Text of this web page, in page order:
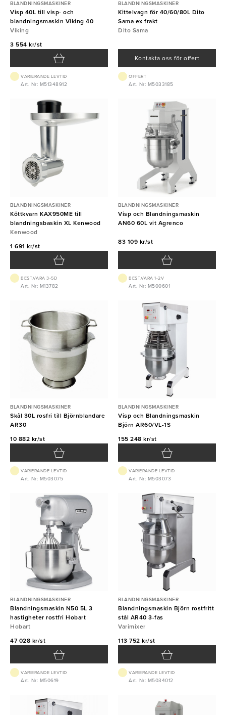
BLANDNINGSMASKINER
Visp 40L till visp- och
blandningsmaskin Viking 40
Viking
3 554 kr/st
VARIERANDE LEVTID
Art. Nr: M51348912
BLANDNINGSMASKINER
Kittelvagn för 40/60/80L Dito
Sama ex frakt
Dito Sama
Kontakta oss för offert
OFFERT
Art. Nr: M5033185
BLANDNINGSMASKINER
Köttkvarn KAX950ME till
blandningsbaskin XL Kenwood
Kenwood
1 691 kr/st
BEST.VARA 3-5D
Art. Nr: M13782
BLANDNINGSMASKINER
Visp och Blandningsmaskin
AN60 60L vit Agrenco
83 109 kr/st
BEST.VARA 1-2V
Art. Nr: M500601
BLANDNINGSMASKINER
Skål 30L rosfri till Björnblandare
AR30
10 882 kr/st
VARIERANDE LEVTID
Art. Nr: M503075
BLANDNINGSMASKINER
Visp och Blandningsmaskin
Björn AR60/VL-1S
155 248 kr/st
VARIERANDE LEVTID
Art. Nr: M503073
BLANDNINGSMASKINER
Blandningsmaskin N50 5L 3
hastigheter rostfri Hobart
Hobart
47 028 kr/st
VARIERANDE LEVTID
Art. Nr: M50619
BLANDNINGSMASKINER
Blandningsmaskin Björn rostfritt
stål AR40 3-fas
Varimixer
113 752 kr/st
VARIERANDE LEVTID
Art. Nr: M5034012